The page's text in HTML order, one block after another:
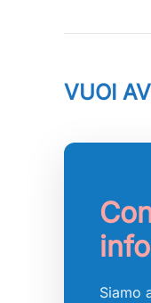
VUOI
Siamo